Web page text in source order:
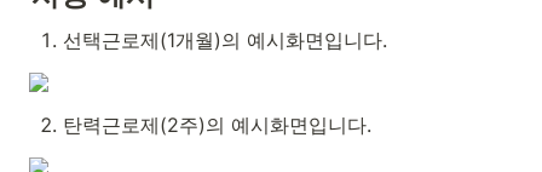
선택근로제(1개월)의 예시화면입니다.
탄력근로제(2주)의 예시화면입니다.